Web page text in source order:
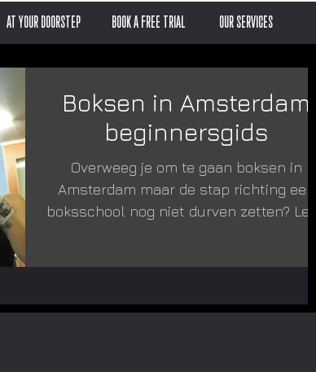
AT YOUR DOORSTEP BOOK A FREE TRIAL OUR SERVICES
Boksen in Amsterdam
beginnersgids
Overweeg je om te gaan boksen in
Amsterdam maar de stap richting een
boksschool nog niet durven zetten?